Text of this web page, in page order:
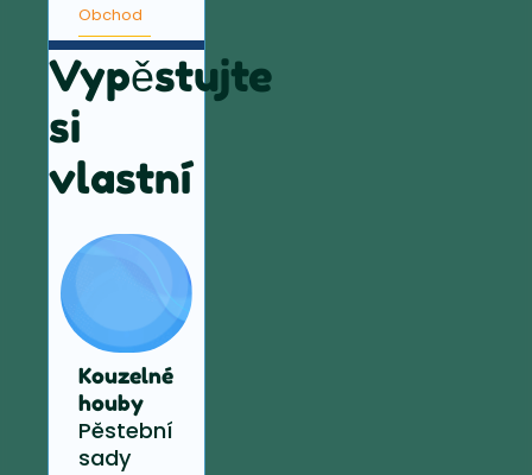
Obchod
Vypěstujte
si
vlastní
Kouzelné
houby
Pěstební
sady